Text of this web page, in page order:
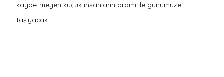
kaybetmeyen küçük insanların dramı ile günümüze
taşıyacak.